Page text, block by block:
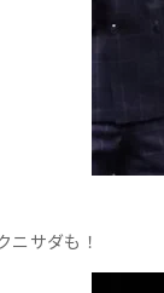
ニサダも！